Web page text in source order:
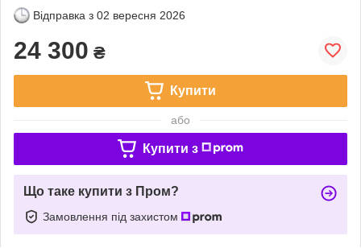
Відправка з 02 вересня 2026
24 300 ₴
Купити
або
Купити з
Що таке купити з Пром?
Замовлення під захистом